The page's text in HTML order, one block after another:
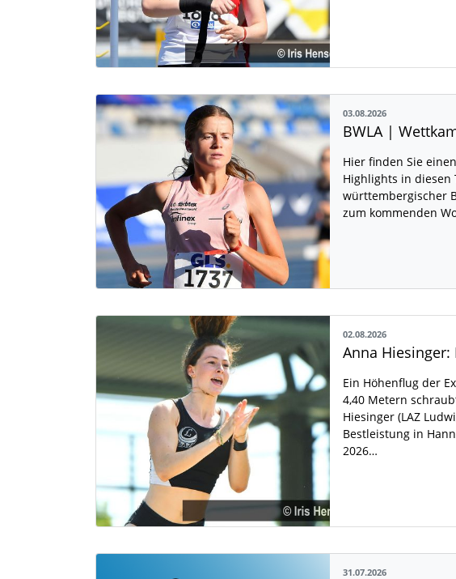
03.08.2026
BWLA |
Hier finden Sie
Highlights in diesen
württembergischer
zum kommenden
02.08.2026
Ein Höhenflug der
4,40 Metern
Hiesinger (LAZ
Bestleistung in
2026…
31.07.2026